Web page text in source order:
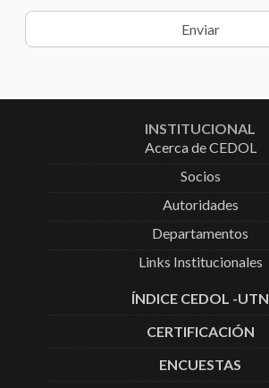
INSTITUCIONAL
Acerca de CEDOL
Socios
Autoridades
Departamentos
Links Institucionales
ÍNDICE CEDOL -UTN
CERTIFICACIÓN
ENCUESTAS